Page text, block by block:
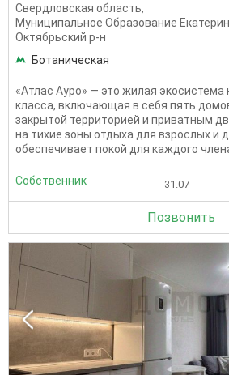
Свердловская область,
Муниципальное Образование
Октябрьский р-н
Ботаническая
«Атлас Ауро» — это жилая
класса, включающая в себя пять
закрытой территорией и приватным
на тихие зоны отдыха для взрослых и
обеспечивает покой для каждого
Собственник 31.07
Позвонить